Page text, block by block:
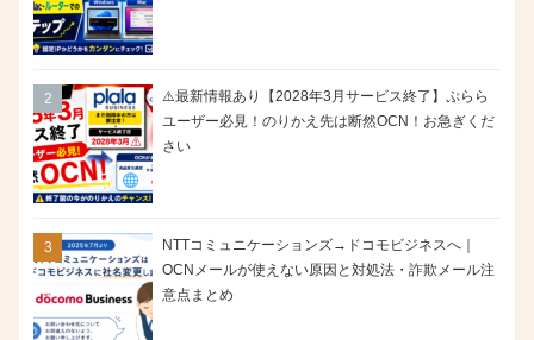
⚠️最新情報あり【2028年3月サービス終了】ぷらら
ユーザー必見！のりかえ先は断然OCN！お急ぎくだ
さい
NTTコミュニケーションズ→ドコモビジネスへ｜
OCNメールが使えない原因と対処法・詐欺メール注
意点まとめ